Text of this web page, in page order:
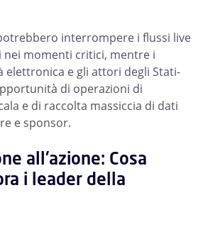
interrompere i flussi live
nei momenti critici, mentre i
elettronica e gli attori degli Stati-
di operazioni di
e di raccolta massiccia di dati
e sponsor.
all'azione: Cosa
i leader della